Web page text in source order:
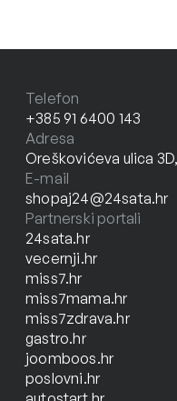
Telefon
+385 91 6400 143
Adresa
Oreškovićeva ulica
E-mail
shopaj24@24sata.hr
Partnerski portali
24sata.hr
vecernji.hr
miss7.hr
miss7mama.hr
miss7zdrava.hr
gastro.hr
joomboos.hr
poslovni.hr